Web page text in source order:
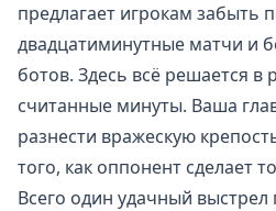
предлагает игрокам забыть
двадцатиминутные матчи и
ботов. Здесь всё решается
считанные минуты. Ваша
разнести вражескую
того, как оппонент сделает
Всего один удачный